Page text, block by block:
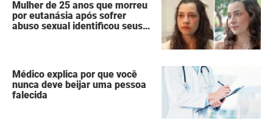
Mulher de 25 anos que morreu
por eutanásia após sofrer
abuso sexual identificou seus
Médico explica por que você
nunca deve beijar uma pessoa
falecida